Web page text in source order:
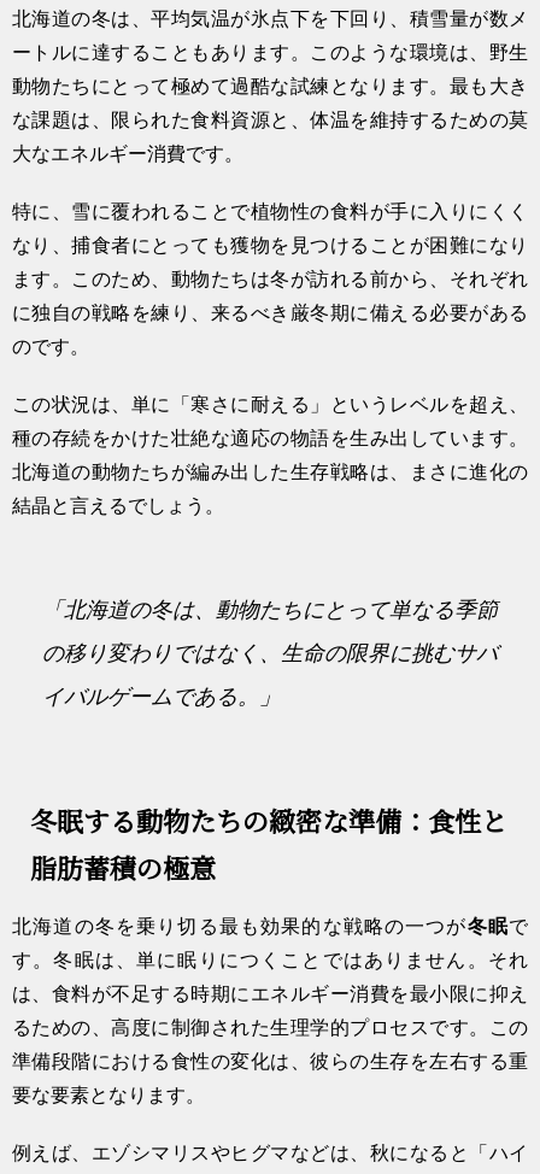
北海道の冬は、平均気温が氷点下を下回り、積雪量が数メ
ートルに達することもあります。このような環境は、野生
動物たちにとって極めて過酷な試練となります。最も大き
な課題は、限られた食料資源と、体温を維持するための莫
大なエネルギー消費です。
特に、雪に覆われることで植物性の食料が手に入りにくく
なり、捕食者にとっても獲物を見つけることが困難になり
ます。このため、動物たちは冬が訪れる前から、それぞれ
に独自の戦略を練り、来るべき厳冬期に備える必要がある
のです。
この状況は、単に「寒さに耐える」というレベルを超え、
種の存続をかけた壮絶な適応の物語を生み出しています。
北海道の動物たちが編み出した生存戦略は、まさに進化の
結晶と言えるでしょう。
「北海道の冬は、動物たちにとって単なる季節
の移り変わりではなく、生命の限界に挑むサバ
イバルゲームである。」
冬眠する動物たちの緻密な準備：食性と
脂肪蓄積の極意
北海道の冬を乗り切る最も効果的な戦略の一つが冬眠で
す。冬眠は、単に眠りにつくことではありません。それ
は、食料が不足する時期にエネルギー消費を最小限に抑え
るための、高度に制御された生理学的プロセスです。この
準備段階における食性の変化は、彼らの生存を左右する重
要な要素となります。
例えば、エゾシマリスやヒグマなどは、秋になると「ハイ